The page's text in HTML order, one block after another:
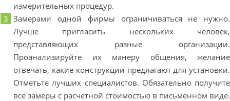
измерительных процедур.
Замерами одной фирмы ограничиваться не нужно.
Лучше пригласить нескольких человек,
представляющих разные организации.
Проанализируйте их манеру общения, желание
отвечать, какие конструкции предлагают для установки.
Отметьте лучших специалистов. Обязательно получите
все замеры с расчетной стоимостью в письменном виде.